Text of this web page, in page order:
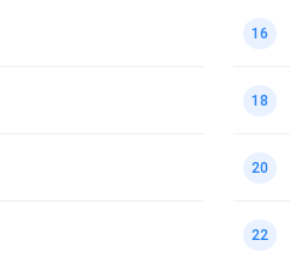
16
18
20
22